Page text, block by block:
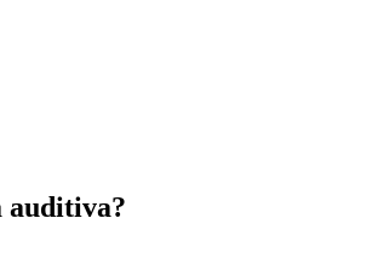
auditiva?